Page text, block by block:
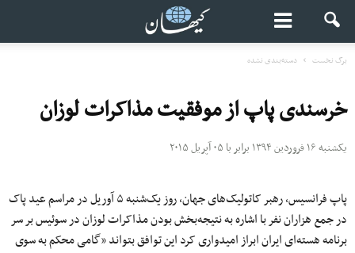
برگ نخست دسته‌بندی نشده
خرسندی پاپ از موفقیت مذاکرات لوزان
یکشنبه ۱۶ فروردین ۱۳۹۴ برابر با ۰۵ آپریل ۲۰۱۵
پاپ فرانسیس، رهبر کاتولیک‌های جهان، روز یک‌شنبه ۵ آوریل در مراسم عید پاک
در جمع هزاران نفر با اشاره به نتیجه‌بخش بودن مذاکرات لوزان در سوئیس بر سر
برنامه هسته‌ای ایران ابراز امیدواری کرد این توافق بتواند «گامی محکم به سوی